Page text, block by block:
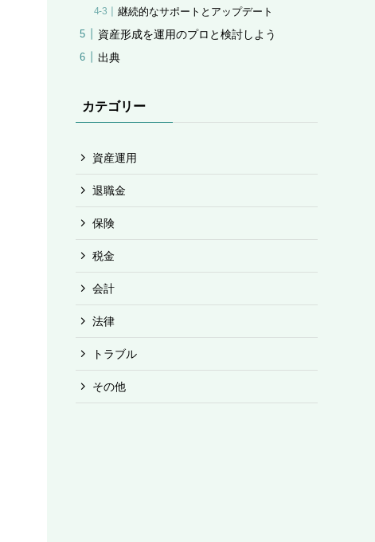
継続的なサポートとアップデート
資産形成を運用のプロと検討しよう
出典
カテゴリー
資産運用
退職金
保険
税金
会計
法律
トラブル
その他